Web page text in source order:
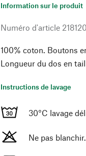
Information sur le produit
Numéro d'article 218120
100% coton. Boutons
Longueur du dos en
Instructions de lavage
30°C lavage
Ne pas blanchir.